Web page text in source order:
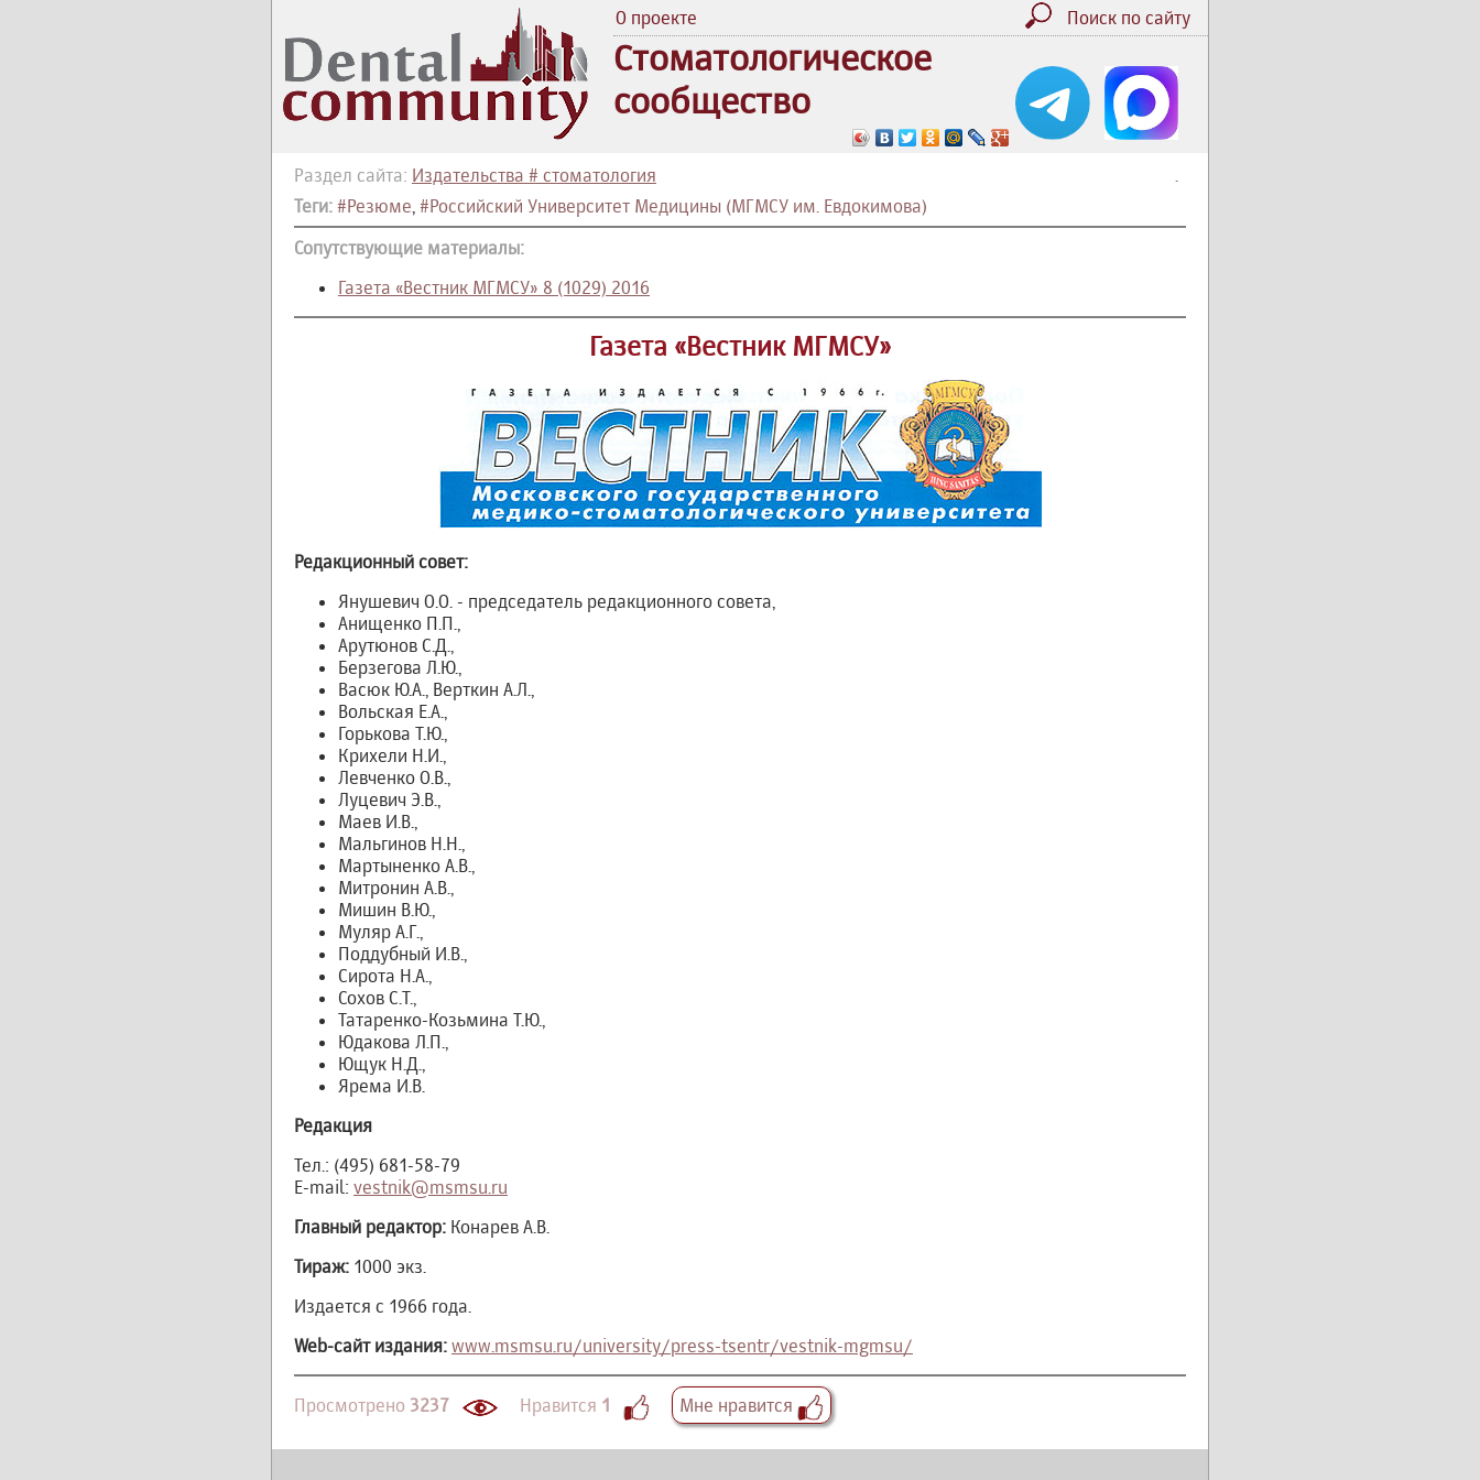
О проекте Поиск по сайту
Стоматологическое
сообщество
.
Раздел сайта: Издательства # стоматология
Теги: #Резюме, #Российский Университет Медицины (МГМСУ им. Евдокимова)
Сопутствующие материалы:
Газета «Вестник МГМСУ» 8 (1029) 2016
Газета «Вестник МГМСУ»
Редакционный совет:
Янушевич О.О. - председатель редакционного совета,
Анищенко П.П.,
Арутюнов С.Д.,
Берзегова Л.Ю.,
Васюк Ю.А., Верткин А.Л.,
Вольская Е.А.,
Горькова Т.Ю.,
Крихели Н.И.,
Левченко О.В.,
Луцевич Э.В.,
Маев И.В.,
Мальгинов Н.Н.,
Мартыненко А.В.,
Митронин А.В.,
Мишин В.Ю.,
Муляр А.Г.,
Поддубный И.В.,
Сирота Н.А.,
Сохов С.Т.,
Татаренко-Козьмина Т.Ю.,
Юдакова Л.П.,
Ющук Н.Д.,
Ярема И.В.
Редакция
Тел.: (495) 681-58-79
E-mail: vestnik@msmsu.ru
Главный редактор: Конарев А.В.
Тираж: 1000 экз.
Издается с 1966 года.
Web-сайт издания: www.msmsu.ru/university/press-tsentr/vestnik-mgmsu/
Просмотрено 3237 Нравится 1 Мне нравится